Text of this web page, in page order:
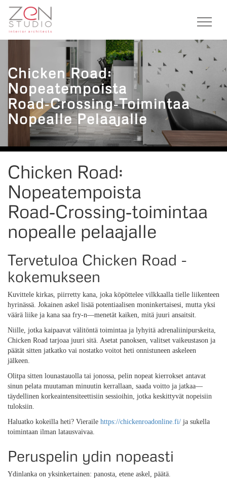
Chicken Road:
Nopeatempoista
Road‑Crossing‑toimintaa
Nopealle Pelaajalle
Chicken Road:
Nopeatempoista
Road‑Crossing‑toimintaa
nopealle pelaajalle
Tervetuloa Chicken Road -
kokemukseen
Kuvittele kirkas, piirretty kana, joka köpöttelee vilkkaalla tielle liikenteen
hyrinässä. Jokainen askel lisää potentiaalisen moninkertaisesi, mutta yksi
väärä liike ja kana saa fry‑n—menetät kaiken, mitä juuri ansaitsit.
Niille, jotka kaipaavat välitöntä toimintaa ja lyhyitä adrenaliinipurskeita,
Chicken Road tarjoaa juuri sitä. Asetat panoksen, valitset vaikeustason ja
päätät sitten jatkatko vai nostatko voitot heti onnistuneen askeleen
jälkeen.
Olitpa sitten lounastauolla tai jonossa, pelin nopeat kierrokset antavat
sinun pelata muutaman minuutin kerrallaan, saada voitto ja jatkaa—
täydellinen korkeaintensiteettisiin sessioihin, jotka keskittyvät nopeisiin
tuloksiin.
Haluatko kokeilla heti? Vieraile https://chickenroadonline.fi/ ja sukella
toimintaan ilman latausvaivaa.
Peruspelin ydin nopeasti
Ydinlanka on yksinkertainen: panosta, etene askel, päätä.